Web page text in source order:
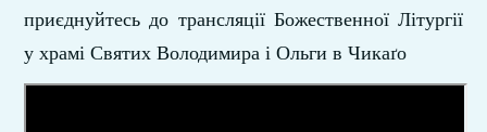
приєднуйтесь до трансляції Божественної Літургії
у храмі Святих Володимира і Ольги в Чикаґо